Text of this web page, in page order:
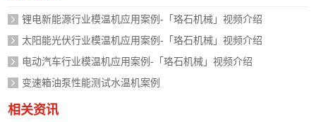
锂电新能源行业模温机应用案例-「珞石机械」视频介绍
太阳能光伏行业模温机应用案例-「珞石机械」视频介绍
电动汽车行业模温机应用案例-「珞石机械」视频介绍
变速箱油泵性能测试水温机案例
相关资讯